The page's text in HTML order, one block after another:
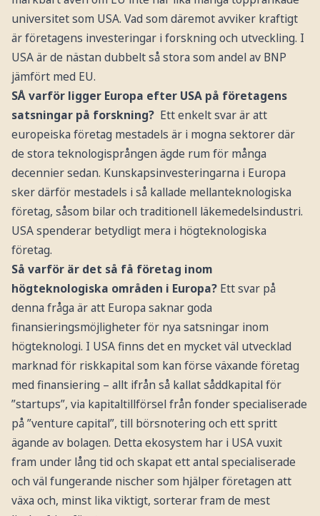
universitet som USA. Vad som däremot avviker kraftigt
är företagens investeringar i forskning och utveckling. I
USA är de nästan dubbelt så stora som andel av BNP
jämfört med EU.
SÅ varför ligger Europa efter USA på företagens
satsningar på forskning? Ett enkelt svar är att
europeiska företag mestadels är i mogna sektorer där
de stora teknologisprången ägde rum för många
decennier sedan. Kunskapsinvesteringarna i Europa
sker därför mestadels i så kallade mellanteknologiska
företag, såsom bilar och traditionell läkemedelsindustri.
USA spenderar betydligt mera i högteknologiska
företag.
Så varför är det så få företag inom
högteknologiska områden i Europa? Ett svar på
denna fråga är att Europa saknar goda
finansieringsmöjligheter för nya satsningar inom
högteknologi. I USA finns det en mycket väl utvecklad
marknad för riskkapital som kan förse växande företag
med finansiering – allt ifrån så kallat såddkapital för
”startups”, via kapitaltillförsel från fonder specialiserade
på ”venture capital”, till börsnotering och ett spritt
ägande av bolagen. Detta ekosystem har i USA vuxit
fram under lång tid och skapat ett antal specialiserade
och väl fungerande nischer som hjälper företagen att
växa och, minst lika viktigt, sorterar fram de mest